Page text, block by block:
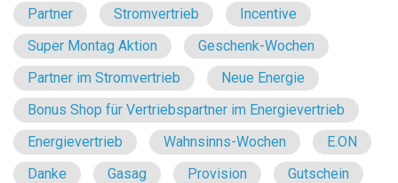
Partner
Stromvertrieb
Incentive
Super Montag Aktion
Geschenk-Wochen
Partner im Stromvertrieb
Neue Energie
Bonus Shop für Vertriebspartner im Energievertrieb
Energievertrieb
Wahnsinns-Wochen
E.ON
Danke
Gasag Provision
Gutschein